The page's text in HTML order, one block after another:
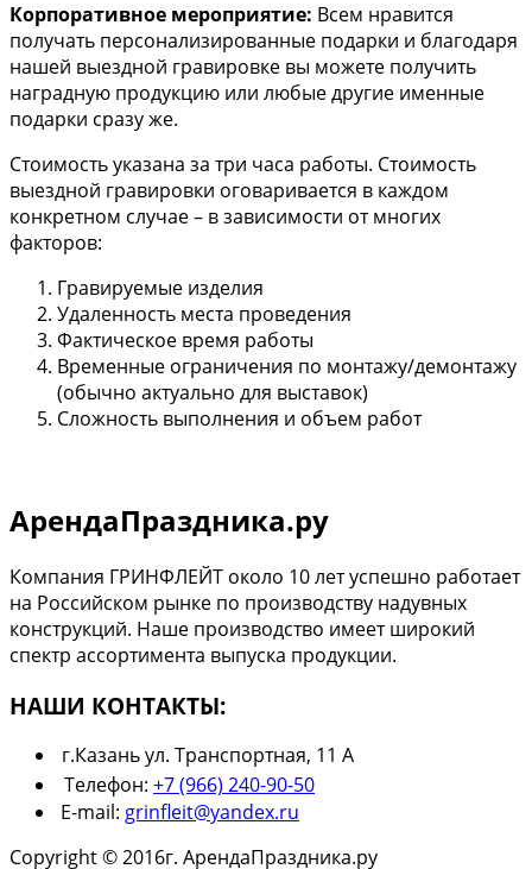
Корпоративное мероприятие: Всем нравится
получать персонализированные подарки и благодаря
нашей выездной гравировке вы можете получить
наградную продукцию или любые другие именные
подарки сразу же.
Стоимость указана за три часа работы. Стоимость
выездной гравировки оговаривается в каждом
конкретном случае – в зависимости от многих
факторов:
Гравируемые изделия
Удаленность места проведения
Фактическое время работы
Временные ограничения по монтажу/демонтажу
(обычно актуально для выставок)
Сложность выполнения и объем работ
АрендаПраздника.ру
Компания ГРИНФЛЕЙТ около 10 лет успешно работает
на Российском рынке по производству надувных
конструкций. Наше производство имеет широкий
спектр ассортимента выпуска продукции.
НАШИ КОНТАКТЫ:
г.Казань ул. Транспортная, 11 А
Телефон: +7 (966) 240-90-50
E-mail: grinfleit@yandex.ru
Copyright © 2016г. АрендаПраздника.ру